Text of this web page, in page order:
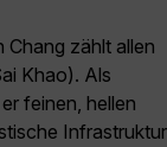
zählt allen
Khao). Als
feinen, hellen
Infrastruktur